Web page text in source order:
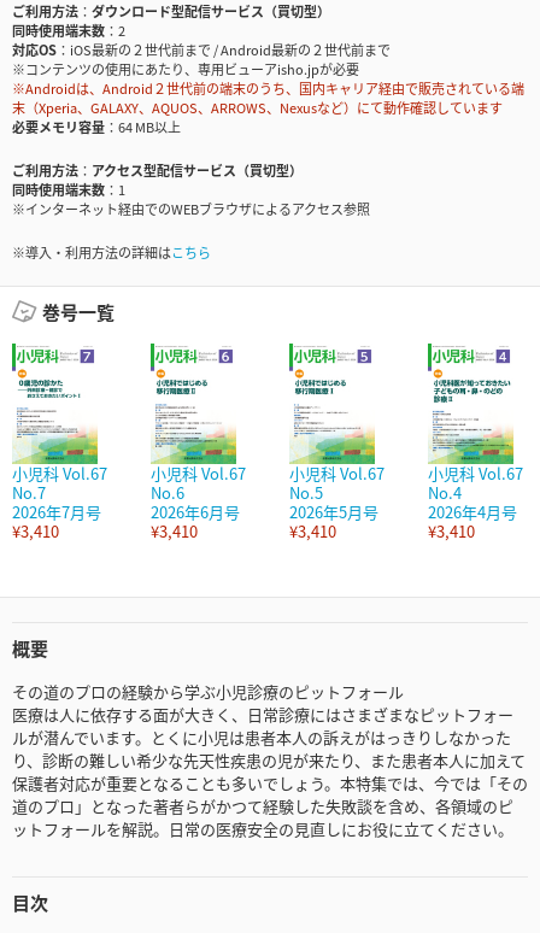
ご利用方法
ダウンロード型配信サービス（買切型）
同時使用端末数
2
対応OS
iOS最新の２世代前まで / Android最新の２世代前まで
※コンテンツの使用にあたり、専用ビューアisho.jpが必要
※Androidは、Android２世代前の端末のうち、国内キャリア経由で販売されている端
末（Xperia、GALAXY、AQUOS、ARROWS、Nexusなど）にて動作確認しています
必要メモリ容量
64 MB以上
ご利用方法
アクセス型配信サービス（買切型）
同時使用端末数
1
※インターネット経由でのWEBブラウザによるアクセス参照
※導入・利用方法の詳細はこちら
巻号一覧
小児科 Vol.67
No.7
2026年7月号
¥3,410
小児科 Vol.67
No.6
2026年6月号
¥3,410
小児科 Vol.67
No.5
2026年5月号
¥3,410
小児科 Vol.67
No.4
2026年4月号
¥3,410
概要
その道のプロの経験から学ぶ小児診療のピットフォール
医療は人に依存する面が大きく、日常診療にはさまざまなピットフォー
ルが潜んでいます。とくに小児は患者本人の訴えがはっきりしなかった
り、診断の難しい希少な先天性疾患の児が来たり、また患者本人に加えて
保護者対応が重要となることも多いでしょう。本特集では、今では「その
道のプロ」となった著者らがかつて経験した失敗談を含め、各領域のピ
ットフォールを解説。日常の医療安全の見直しにお役に立てください。
目次